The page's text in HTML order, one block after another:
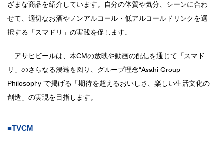
ざまな商品を紹介しています。自分の体質や気分、シーンに合わ
せて、適切なお酒やノンアルコール・低アルコールドリンクを選
択する「スマドリ」の実践を促します。
アサヒビールは、本CMの放映や動画の配信を通じて「スマド
リ」のさらなる浸透を図り、グループ理念“Asahi Group
Philosophy”で掲げる「期待を超えるおいしさ、楽しい生活文化の
創造」の実現を目指します。
■TVCM